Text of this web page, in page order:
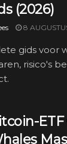
(2026)
8
gids voor
risico's